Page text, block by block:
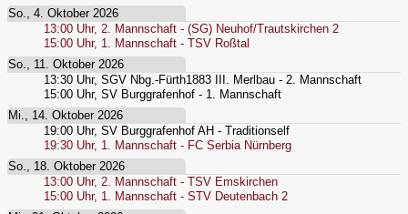
So., 4. Oktober 2026
13:00 Uhr, 2. Mannschaft - (SG) Neuhof/Trautskirchen 2
15:00 Uhr, 1. Mannschaft - TSV Roßtal
So., 11. Oktober 2026
13:30 Uhr, SGV Nbg.-Fürth1883 III. Merlbau - 2. Mannschaft
15:00 Uhr, SV Burggrafenhof - 1. Mannschaft
Mi., 14. Oktober 2026
19:00 Uhr, SV Burggrafenhof AH - Traditionself
19:30 Uhr, 1. Mannschaft - FC Serbia Nürnberg
So., 18. Oktober 2026
13:00 Uhr, 2. Mannschaft - TSV Emskirchen
15:00 Uhr, 1. Mannschaft - STV Deutenbach 2